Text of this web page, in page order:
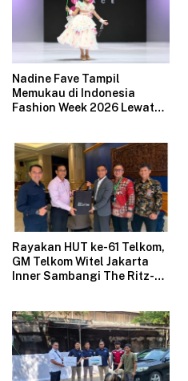
Nadine Fave Tampil
Memukau di Indonesia
Fashion Week 2026 Lewat
Rayakan HUT ke-61 Telkom,
GM Telkom Witel Jakarta
Inner Sambangi The Ritz-
Industri Hospitality